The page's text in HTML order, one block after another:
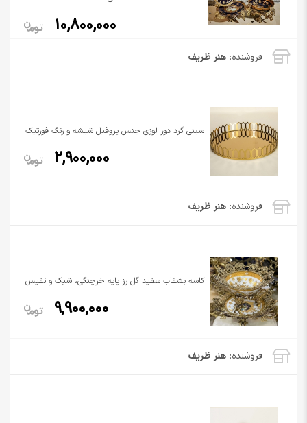
فروشنده: هنر ظریف
10,800,000
فروشنده: هنر ظریف
سینی گرد دور لوزی جنس پروفیل شیشه و رنگ فورتیک
2,900,000
فروشنده: هنر ظریف
کاسه بشقاب سفید گل رز پایه خرچنگی، شیک و نفیس
9,900,000